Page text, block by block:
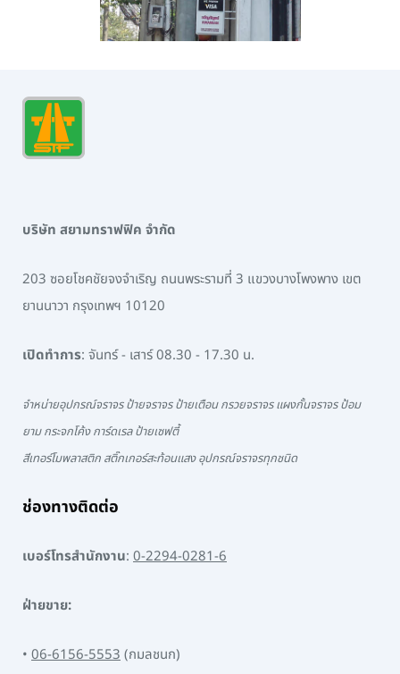
บริษัท สยามทราฟฟิค จำกัด
203 ซอยโชคชัยจงจำเริญ ถนนพระรามที่ 3 แขวงบางโพงพาง เขต
ยานนาวา กรุงเทพฯ 10120
เปิดทำการ: จันทร์ - เสาร์ 08.30 - 17.30 น.
จำหน่ายอุปกรณ์จราจร ป้ายจราจร ป้ายเตือน กรวยจราจร แผงกั้นจราจร ป้อม
ยาม กระจกโค้ง การ์ดเรล ป้ายเซฟตี้
สีเทอร์โมพลาสติก สติ๊กเกอร์สะท้อนแสง อุปกรณ์จราจรทุกชนิด
ช่องทางติดต่อ
เบอร์โทรสำนักงาน: 0-2294-0281-6
ฝ่ายขาย:
• 06-6156-5553(กมลชนก)